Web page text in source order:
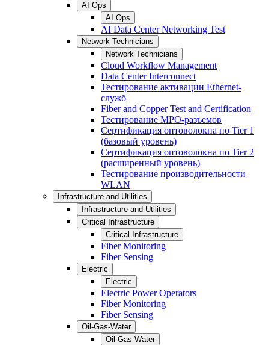
AI Ops
AI Ops
AI Data Center Networking Test
Network Technicians
Network Technicians
Cloud Workflow Management
Data Center Interconnect
Тестирование активации Ethernet-
служб
Fiber and Copper Test and Certification
Тестирование МРО-разъемов
Сертификация оптоволокна по Tier 1
(базовый уровень)
Сертификация оптоволокна по Tier 2
(расширенный уровень)
Тестирование производительности
WLAN
Infrastructure and Utilities
Infrastructure and Utilities
Critical Infrastructure
Critical Infrastructure
Fiber Monitoring
Fiber Sensing
Electric
Electric
Electric Power Operators
Fiber Monitoring
Fiber Sensing
Oil-Gas-Water
Oil-Gas-Water